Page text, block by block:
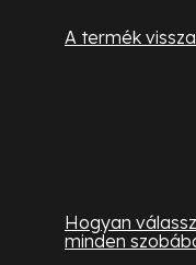
A termék
Hogyan
minden